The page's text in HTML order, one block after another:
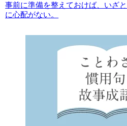
事前に準備を整えておけば、いざ
に心配がない。